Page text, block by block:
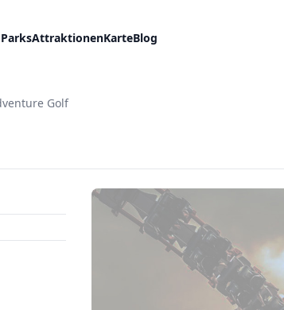
ParksAttraktionenKarteBlog
Golf